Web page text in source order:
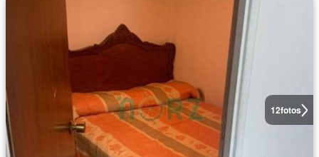
12fotos